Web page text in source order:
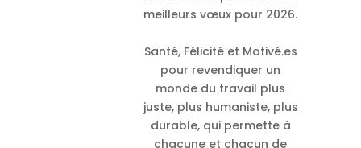
meilleurs vœux pour 2026.
Santé, Félicité et Motivé.es
pour revendiquer un
monde du travail plus
juste, plus humaniste, plus
durable, qui permette à
chacune et chacun de